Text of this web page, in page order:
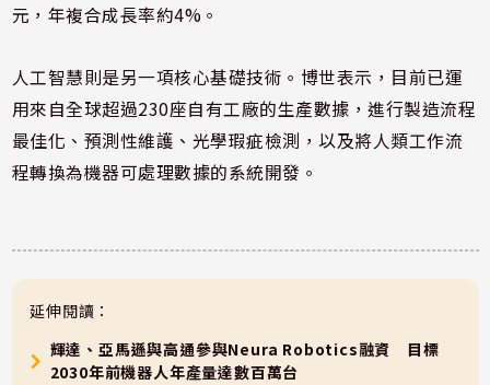
元，年複合成長率約4%。
人工智慧則是另一項核心基礎技術。博世表示，目前已運
用來自全球超過230座自有工廠的生產數據，進行製造流程
最佳化、預測性維護、光學瑕疵檢測，以及將人類工作流
程轉換為機器可處理數據的系統開發。
延伸閱讀：
輝達、亞馬遜與高通參與Neura Robotics融資 目標
2030年前機器人年產量達數百萬台